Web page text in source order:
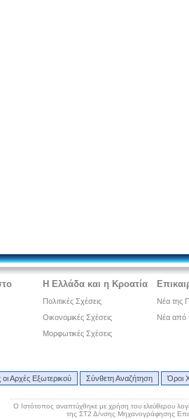
Η Ελλάδα και η Κροατία
Πολιτικές Σχέσεις
Οικονομικές Σχέσεις
Μορφωτικές Σχέσεις
Νέα της
Νέα από
Αρχές Εξωτερικού Σύνθετη Αναζήτηση Όροι
Ο Ιστότοπος αναπτύχθηκε με χρήση του ελεύθερου
της ΣΤ2 Δ/νσης Μηχανογράφησης